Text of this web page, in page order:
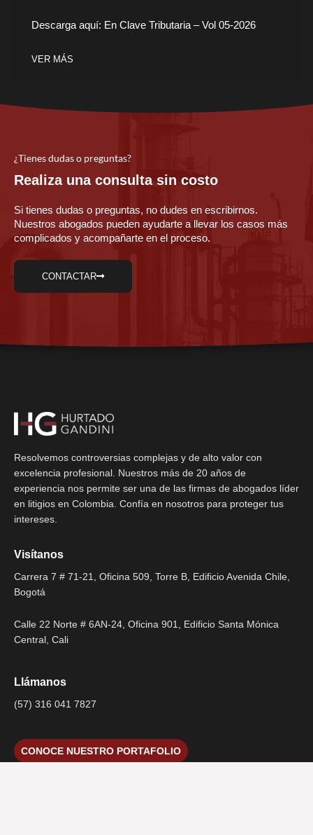
Descarga aquí: En Clave Tributaria – Vol 05-2026
VER MÁS
¿Tienes dudas o preguntas?
Realiza una consulta sin costo
Si tienes dudas o preguntas, no dudes en escribirnos.
Nuestros abogados pueden ayudarte a llevar los casos más
complicados y acompañarte en el proceso.
CONTACTAR
Resolvemos controversias complejas y de alto valor con
excelencia profesional. Nuestros más de 20 años de
experiencia nos permite ser una de las firmas de abogados líder
en litigios en Colombia. Confía en nosotros para proteger tus
intereses.
Visítanos
Carrera 7 # 71-21, Oficina 509, Torre B, Edificio Avenida Chile,
Bogotá
Calle 22 Norte # 6AN-24, Oficina 901, Edificio Santa Mónica
Central, Cali
Llámanos
(57) 316 041 7827
CONOCE NUESTRO PORTAFOLIO